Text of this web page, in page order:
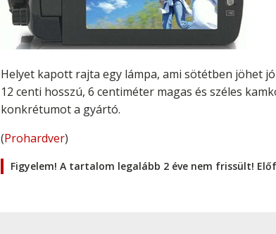
Helyet kapott rajta egy lámpa, ami sötétben jöhet
12 centi hosszú, 6 centiméter magas és széles
konkrétumot a gyártó.
(Prohardver)
Figyelem! A tartalom legalább 2 éve nem frissült!